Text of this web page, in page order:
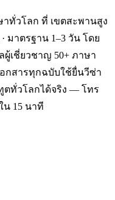
ทั่วโลก ที่ เขตสะพานสูง
มาตรฐาน 1–3 วัน โดย
ผู้เชี่ยวชาญ 50+ ภาษา
อกสารทุกฉบับใช้ยื่นวีซ่า
ตทั่วโลกได้จริง — โทร
น 15 นาที